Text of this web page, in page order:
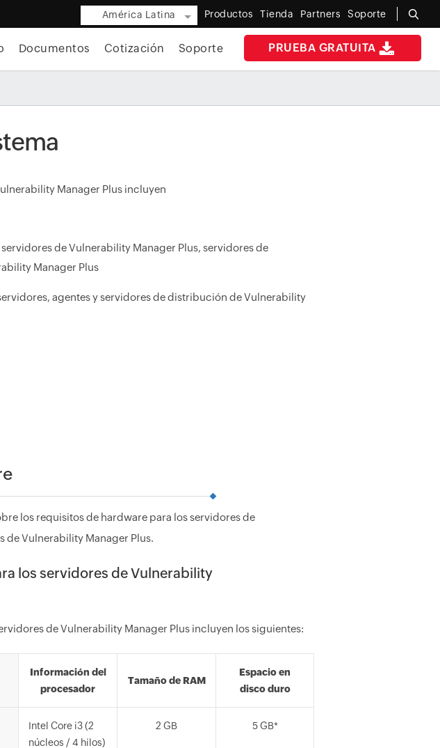
América Latina Productos Tienda Partners Soporte
PRUEBA GRATUITA
Documentos Cotización Soporte
Manager Plus incluyen
de Vulnerability Manager Plus, servidores de
Manager Plus
agentes y servidores de distribución de Vulnerability
los requisitos de hardware para los servidores de
de Vulnerability Manager Plus.
los servidores de Vulnerability
de Vulnerability Manager Plus incluyen los siguientes:
Información del
procesador
Tamaño de RAM
Espacio en
disco duro
Intel Core i3 (2
núcleos / 4 hilos)
2 GB 5 GB*